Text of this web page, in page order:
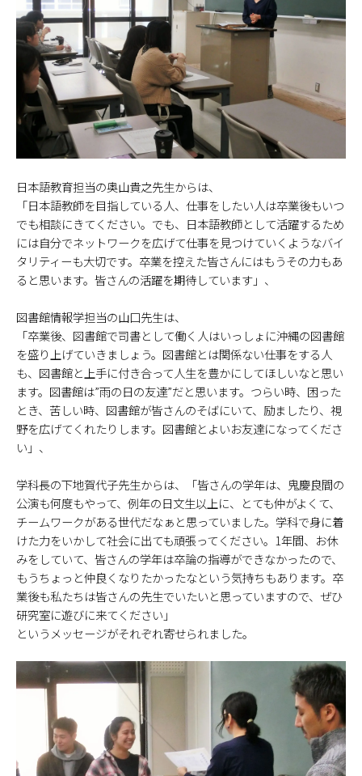
日本語教育担当の奥山貴之先生からは、
「日本語教師を目指している人、仕事をしたい人は卒業後もいつ
でも相談にきてください。でも、日本語教師として活躍するため
には自分でネットワークを広げて仕事を見つけていくようなバイ
タリティーも大切です。卒業を控えた皆さんにはもうその力もあ
ると思います。皆さんの活躍を期待しています」、
図書館情報学担当の山口先生は、
「卒業後、図書館で司書として働く人はいっしょに沖縄の図書館
を盛り上げていきましょう。図書館とは関係ない仕事をする人
も、図書館と上手に付き合って人生を豊かにしてほしいなと思い
ます。図書館は”雨の日の友達”だと思います。つらい時、困った
とき、苦しい時、図書館が皆さんのそばにいて、励ましたり、視
野を広げてくれたりします。図書館とよいお友達になってくださ
い」、
学科長の下地賀代子先生からは、「皆さんの学年は、鬼慶良間の
公演も何度もやって、例年の日文生以上に、とても仲がよくて、
チームワークがある世代だなぁと思っていました。学科で身に着
けた力をいかして社会に出ても頑張ってください。1年間、お休
みをしていて、皆さんの学年は卒論の指導ができなかったので、
もうちょっと仲良くなりたかったなという気持ちもあります。卒
業後も私たちは皆さんの先生でいたいと思っていますので、ぜひ
研究室に遊びに来てください」
というメッセージがそれぞれ寄せられました。